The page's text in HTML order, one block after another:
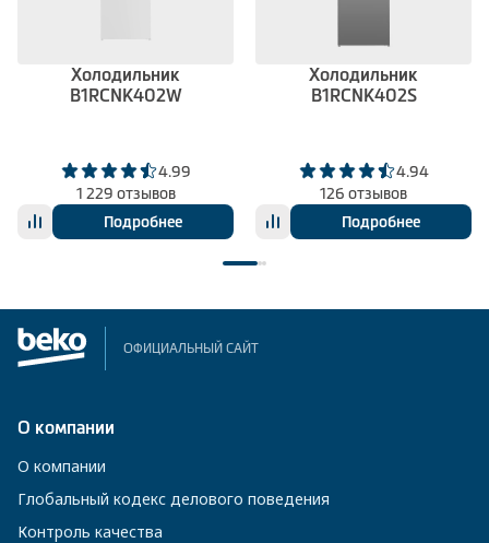
Холодильник
B1RCNK402W
4.99
1 229 отзывов
Подробнее
Холодильник
B1RCNK402S
4.94
126 отзывов
Подробнее
ОФИЦИАЛЬНЫЙ САЙТ
О компании
О компании
Глобальный кодекс делового поведения
Контроль качества